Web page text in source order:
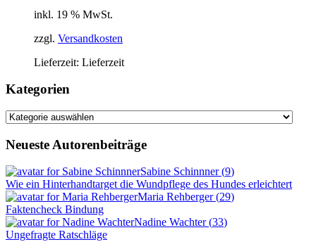
inkl. 19 % MwSt.
zzgl. Versandkosten
Lieferzeit: Lieferzeit
Kategorien
Kategorien
Neueste Autorenbeiträge
Sabine Schinnner(9)
Wie ein Hinterhandtarget die Wundpflege des Hundes erleichtert
Maria Rehberger(29)
Faktencheck Bindung
Nadine Wachter(33)
Ungefragte Ratschläge